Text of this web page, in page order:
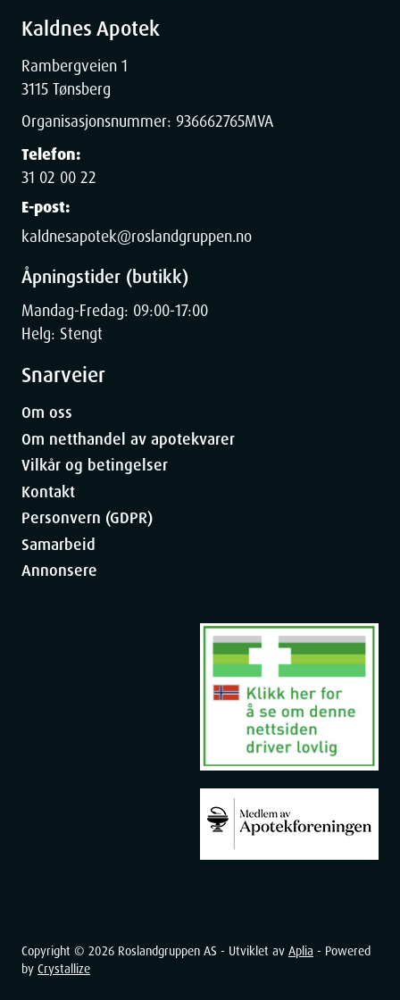
Kaldnes Apotek
Rambergveien 1
3115 Tønsberg
Organisasjonsnummer: 936662765MVA
Telefon:
31 02 00 22
E-post:
kaldnesapotek@roslandgruppen.no
Åpningstider (butikk)
Mandag-Fredag: 09:00-17:00
Helg: Stengt
Snarveier
Om oss
Om netthandel av apotekvarer
Vilkår og betingelser
Kontakt
Personvern (GDPR)
Samarbeid
Annonsere
Copyright © 2026 Roslandgruppen AS - Utviklet av Aplia - Powered
by Crystallize